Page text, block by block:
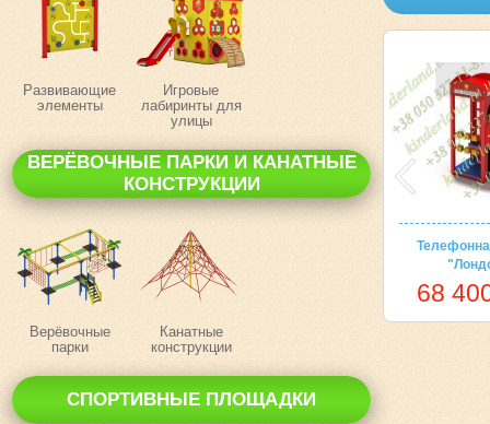
Развивающие
элементы
Игровые
лабиринты для
улицы
ВЕРЁВОЧНЫЕ ПАРКИ И КАНАТНЫЕ
КОНСТРУКЦИИ
Верёвочные
парки
Канатные
конструкции
СПОРТИВНЫЕ ПЛОЩАДКИ
68